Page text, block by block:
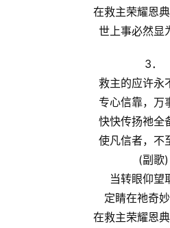
在救主荣耀恩典
世上事必然显
3．
救主的应许永
专心信靠，万
快快传扬祂全
使凡信者，不
(副歌)
当转眼仰望
定睛在祂奇妙
在救主荣耀恩典